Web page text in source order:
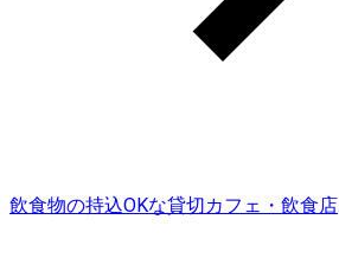
飲食物の持込OKな貸切カフェ・飲食店